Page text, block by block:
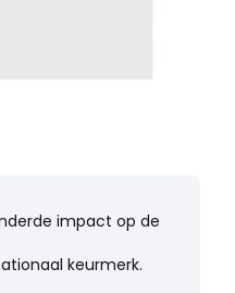
impact op de
keurmerk.